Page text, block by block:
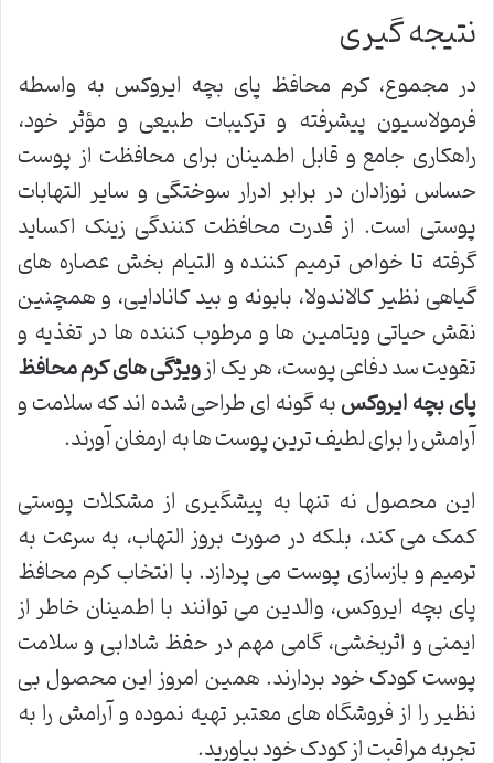
نتیجه گیری
در مجموع، کرم محافظ پای بچه ایروکس به واسطه
فرمولاسیون پیشرفته و ترکیبات طبیعی و مؤثر خود،
راهکاری جامع و قابل اطمینان برای محافظت از پوست
حساس نوزادان در برابر ادرار سوختگی و سایر التهابات
پوستی است. از قدرت محافظت کنندگی زینک اکساید
گرفته تا خواص ترمیم کننده و التیام بخش عصاره های
گیاهی نظیر کالاندولا، بابونه و بید کانادایی، و همچنین
نقش حیاتی ویتامین ها و مرطوب کننده ها در تغذیه و
تقویت سد دفاعی پوست، هر یک ازویژگی های کرم محافظ
پای بچه ایروکسبه گونه ای طراحی شده اند که سلامت و
آرامش را برای لطیف ترین پوست ها به ارمغان آورند.
این محصول نه تنها به پیشگیری از مشکلات پوستی
کمک می کند، بلکه در صورت بروز التهاب، به سرعت به
ترمیم و بازسازی پوست می پردازد. با انتخاب کرم محافظ
پای بچه ایروکس، والدین می توانند با اطمینان خاطر از
ایمنی و اثربخشی، گامی مهم در حفظ شادابی و سلامت
پوست کودک خود بردارند. همین امروز این محصول بی
نظیر را از فروشگاه های معتبر تهیه نموده و آرامش را به
تجربه مراقبت از کودک خود بیاورید.